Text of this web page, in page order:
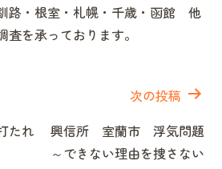
路・根室・札幌・千歳・函館 他
を承っております。
たれ
次の投稿
興信所 室蘭市 浮気問題
～できない理由を捜さない